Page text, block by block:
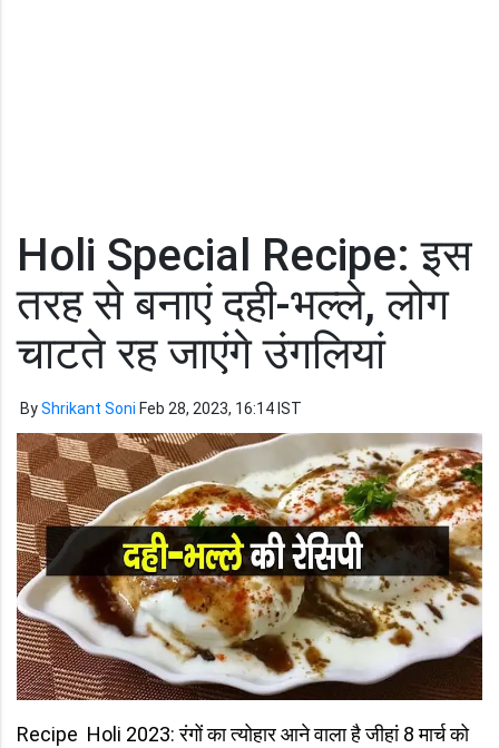
Holi Special Recipe: इस
तरह से बनाएं दही-भल्ले, लोग
चाटते रह जाएंगे उंगलियां
ByShrikant Soni Feb 28, 2023, 16:14 IST
Recipe Holi 2023: रंगों का त्योहार आने वाला है जीहां 8 मार्च को